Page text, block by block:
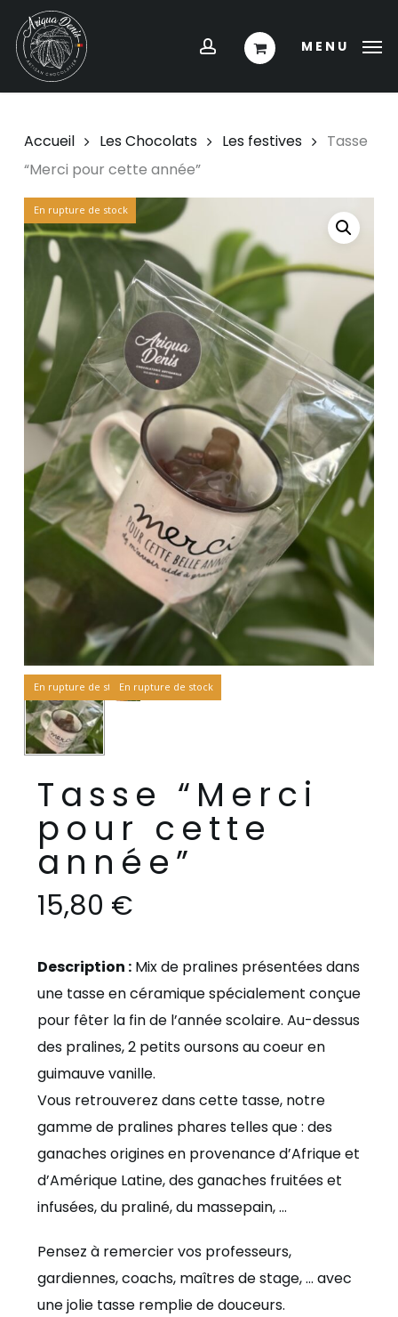
main
content
account MENU
Accueil Les Chocolats Les festives
Tasse
“Merci pour cette année”
En rupture de stock
En rupture de stockEn rupture de stock
Tasse “Merci
pour cette
année”
15,80 €
Description :Mix de pralines présentées dans
une tasse en céramique spécialement conçue
pour fêter la fin de l’année scolaire. Au-dessus
des pralines, 2 petits oursons au coeur en
guimauve vanille.
Vous retrouverez dans cette tasse, notre
gamme de pralines phares telles que : des
ganaches origines en provenance d’Afrique et
d’Amérique Latine, des ganaches fruitées et
infusées, du praliné, du massepain, …
Pensez à remercier vos professeurs,
gardiennes, coachs, maîtres de stage, … avec
une jolie tasse remplie de douceurs.